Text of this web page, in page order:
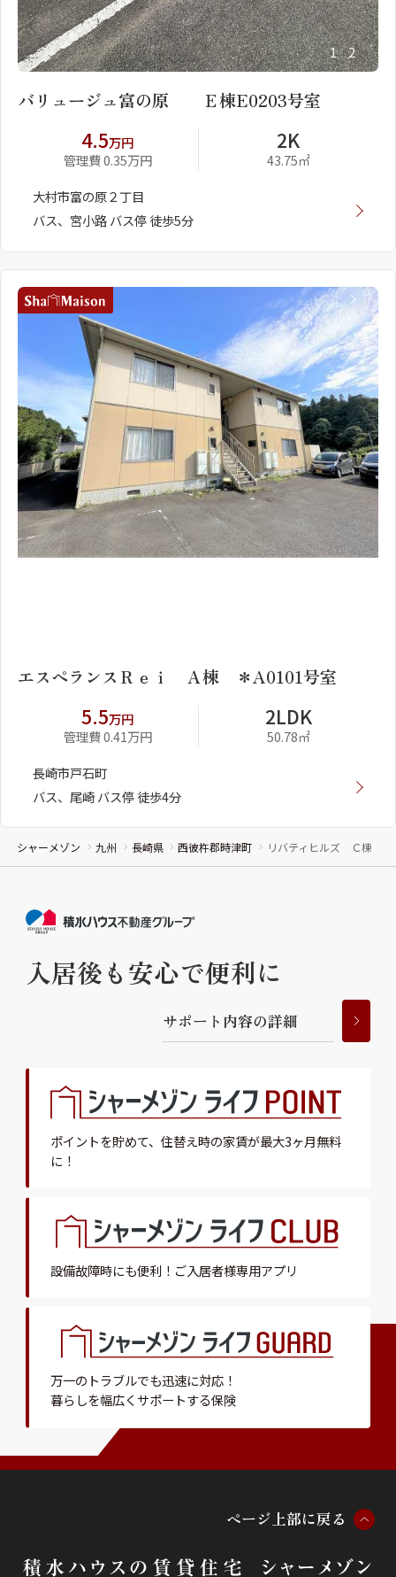
1 2
バリュージュ富の原 Ｅ棟E0203号室
4.5万円
管理費 0.35万円
2K
43.75㎡
大村市富の原２丁目
バス、宮小路 バス停 徒歩5分
エスペランスＲｅｉ Ａ棟 ＊A0101号室
5.5万円
管理費 0.41万円
2LDK
50.78㎡
長崎市戸石町
バス、尾崎 バス停 徒歩4分
シャーメゾン 九州 長崎県 西彼杵郡時津町 リバティヒルズ Ｃ棟
入居後も安心で便利に
サポー ト 内容の詳細
ポイントを貯めて、 住替え時の家賃が最大3ヶ月無料
に！
設備故障時にも便利！ ご入居者様専用アプリ
万一のトラブルでも迅速に対応！
暮らしを幅広くサポートする保険
ページ 上部に戻る